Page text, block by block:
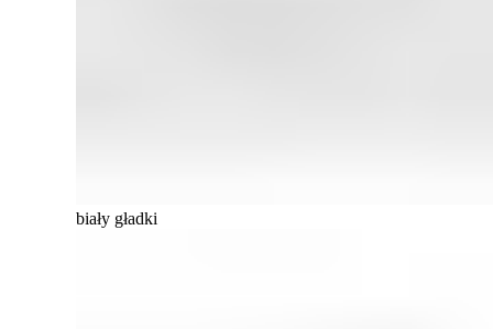
biały gładki